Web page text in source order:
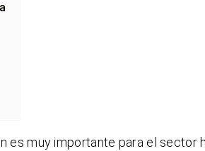
es muy importante para el sector